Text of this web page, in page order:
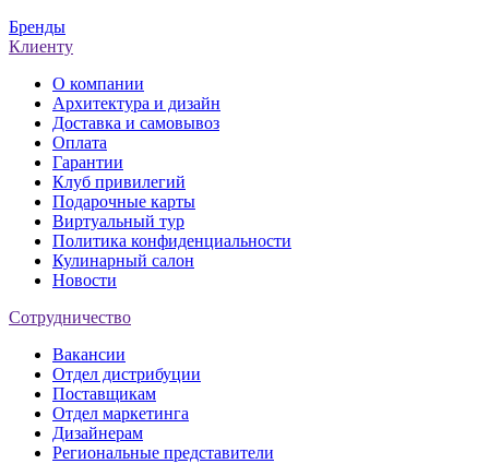
Бренды
Клиенту
О компании
Архитектура и дизайн
Доставка и самовывоз
Оплата
Гарантии
Клуб привилегий
Подарочные карты
Виртуальный тур
Политика конфиденциальности
Кулинарный салон
Новости
Сотрудничество
Вакансии
Отдел дистрибуции
Поставщикам
Отдел маркетинга
Дизайнерам
Региональные представители